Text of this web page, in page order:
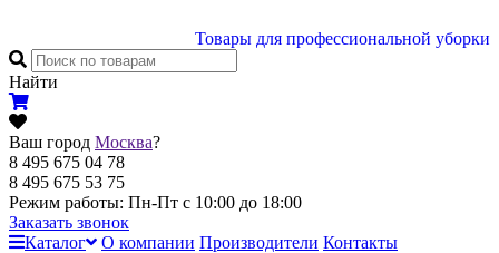
Товары для профессиональной уборки
Найти
Ваш город Москва?
8 495 675 04 78
8 495 675 53 75
Режим работы: Пн-Пт с 10:00 до 18:00
Заказать звонок
Каталог
О компании Производители Контакты